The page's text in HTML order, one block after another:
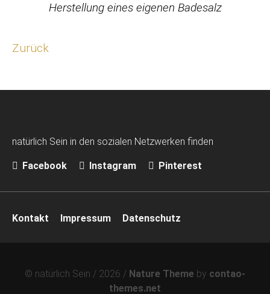
Herstellung eines eigenen Badesalz
Zurück
natürlich Sein in den sozialen Netzwerken finden
Facebook Instagram Pinterest
überspringen
Kontakt Impressum Datenschutz
© natürlich Sein / 2026 / Nature Theme by contao-
themes.net